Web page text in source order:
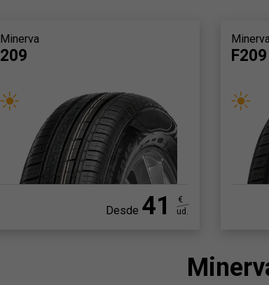
Minerva
209
Desde 41
€
ud.
F209